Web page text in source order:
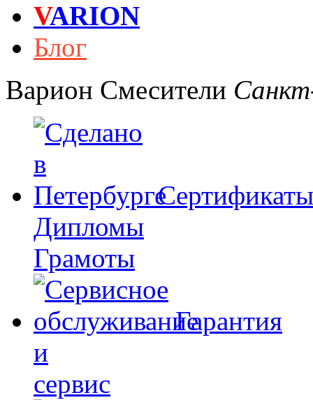
VARION
Блог
Варион Смесители
Сертификаты
Дипломы
Грамоты
Гарантия
и
сервис